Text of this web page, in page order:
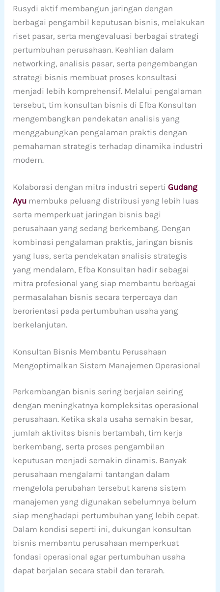
Rusydi aktif membangun jaringan dengan
berbagai pengambil keputusan bisnis, melakukan
riset pasar, serta mengevaluasi berbagai strategi
pertumbuhan perusahaan. Keahlian dalam
networking, analisis pasar, serta pengembangan
strategi bisnis membuat proses konsultasi
menjadi lebih komprehensif. Melalui pengalaman
tersebut, tim konsultan bisnis di Efba Konsultan
mengembangkan pendekatan analisis yang
menggabungkan pengalaman praktis dengan
pemahaman strategis terhadap dinamika industri
modern.
Kolaborasi dengan mitra industri sepertiGudang
Ayu membuka peluang distribusi yang lebih luas
serta memperkuat jaringan bisnis bagi
perusahaan yang sedang berkembang. Dengan
kombinasi pengalaman praktis, jaringan bisnis
yang luas, serta pendekatan analisis strategis
yang mendalam, Efba Konsultan hadir sebagai
mitra profesional yang siap membantu berbagai
permasalahan bisnis secara terpercaya dan
berorientasi pada pertumbuhan usaha yang
berkelanjutan.
Konsultan Bisnis Membantu Perusahaan
Mengoptimalkan Sistem Manajemen Operasional
Perkembangan bisnis sering berjalan seiring
dengan meningkatnya kompleksitas operasional
perusahaan. Ketika skala usaha semakin besar,
jumlah aktivitas bisnis bertambah, tim kerja
berkembang, serta proses pengambilan
keputusan menjadi semakin dinamis. Banyak
perusahaan mengalami tantangan dalam
mengelola perubahan tersebut karena sistem
manajemen yang digunakan sebelumnya belum
siap menghadapi pertumbuhan yang lebih cepat.
Dalam kondisi seperti ini, dukungan konsultan
bisnis membantu perusahaan memperkuat
fondasi operasional agar pertumbuhan usaha
dapat berjalan secara stabil dan terarah.